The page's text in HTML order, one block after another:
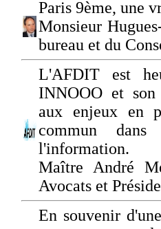
Paris 9ème, une
Monsieur
bureau et du
L'AFDIT est
INNOOO et
aux enjeux en
commun
l'information.
Maître André
Avocats et
En souvenir